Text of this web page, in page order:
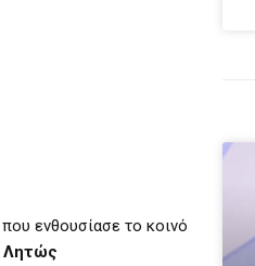
που ενθουσίασε το κοινό
Λητώς